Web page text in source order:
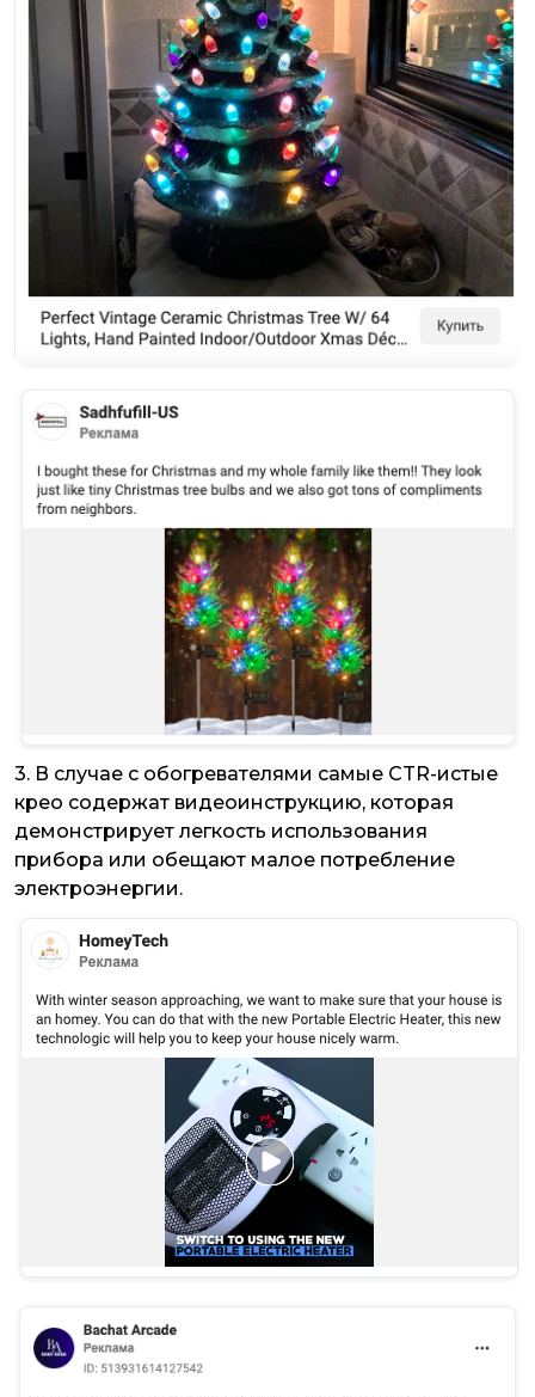
3. В случае с обогревателями самые CTR-истые
крео содержат видеоинструкцию, которая
демонстрирует легкость использования
прибора или обещают малое потребление
электроэнергии.